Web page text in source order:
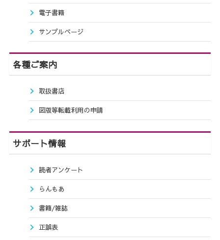
電子書籍
サンプルページ
各種ご案内
取扱書店
図版等転載利用の申請
サポート情報
読者アンケート
らんもあ
書籍/雑誌
正誤表